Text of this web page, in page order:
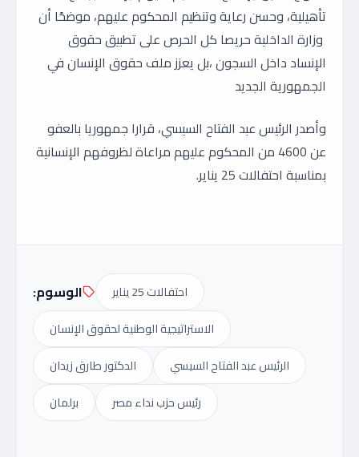
تأهيلية، وحسن رعاية وتنظيم المحكوم عليهم، موضحًا أن
وزارة الداخلية حريصا كل الحرص على تطبيق حقوق
الإنساد داخل السجون ،بل يعزز ملف حقوق الإنسان في
الجمهورية الجديد
وأصدر الرئيس عبد الفتاح السيسي، قرارا جمهوريا بالعفو
عن 4600 من المحكوم عليهم مراعاة لظروفهم الإنسانية
بمناسبة احتفالات 25 يناير.
الوسوم:
احتفالات 25 يناير
الاستراتيجية الوطنية لحقوق الإنسان
الدكتور طارق زيدان
الرئيس عبد الفتاح السيسي
برلمان
رئيس حزب نداء مصر